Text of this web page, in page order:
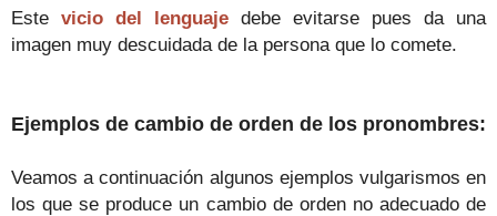
Este vicio del lenguaje debe evitarse pues da una
imagen muy descuidada de la persona que lo comete.
Ejemplos de cambio de orden de los pronombres:
Veamos a continuación algunos ejemplos vulgarismos en
los que se produce un cambio de orden no adecuado de